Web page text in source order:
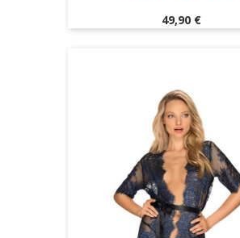
Prix
49,90 €